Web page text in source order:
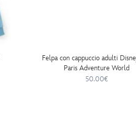
Felpa con cappuccio adulti
Paris Adventure World
50.00€